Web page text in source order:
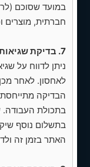
ההצעה לא
שוטף (לאחר
ניתן להוסיף
תשלום
השימוש בפונט
רק לאתר זה
במועד שסוכם
חברתית, מוצרים
7. בדיקת שגיאות/עדכונים
לאחסון. לאחר
הבדיקה
בתשלום נוסף
האתר בזמן זה